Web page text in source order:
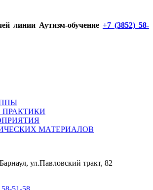
линии Аутизм-обучение +7 (3852) 58-
ПРАКТИКИ
МАТЕРИАЛОВ
ул.Павловский тракт, 82